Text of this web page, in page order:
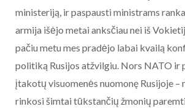
ministeriją, ir paspausti ministrams
armija išėjo metai anksčiau nei iš
pačiu metu mes pradėjo labai kvailą
politiką Rusijos atžvilgiu. Nors NATO ir
įtakotų visuomenės nuomonę Rusijoje –
rinkosi šimtai tūkstančių žmonių